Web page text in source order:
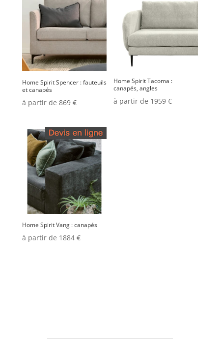
Home Spirit Spencer : fauteuils
et canapés
à partir de 869 €
Home Spirit Tacoma :
canapés, angles
à partir de 1959 €
Home Spirit Vang : canapés
à partir de 1884 €